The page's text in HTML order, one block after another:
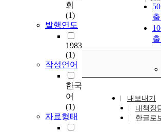
회
(1)
발행연도
1983
(1)
작성언어
한국
어
(1)
자료형태
출
출
내보내기
내책장
한글로